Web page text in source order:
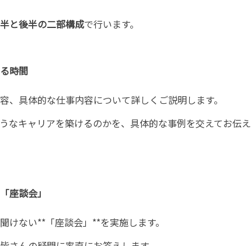
と後半の二部構成で行います。
時間
、具体的な仕事内容について詳しくご説明します。
なキャリアを築けるのかを、具体的な事例を交えてお伝え
座談会」
けない**「座談会」**を実施します。